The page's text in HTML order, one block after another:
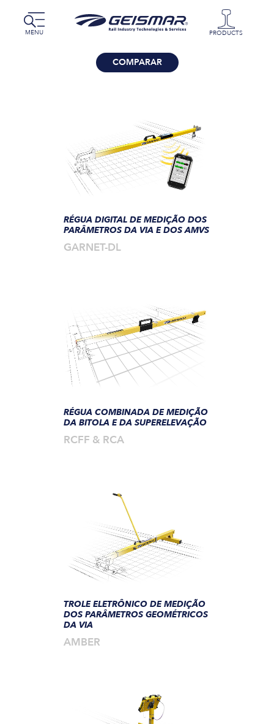
MENU PRODUCTS
COMPARAR
RÉGUA DIGITAL DE MEDIÇÃO DOS
PARÂMETROS DA VIA E DOS AMVS
GARNET-DL
RÉGUA COMBINADA DE MEDIÇÃO
DA BITOLA E DA SUPERELEVAÇÃO
RCFF & RCA
TROLE ELETRÔNICO DE MEDIÇÃO
DOS PARÂMETROS GEOMÉTRICOS
DA VIA
AMBER